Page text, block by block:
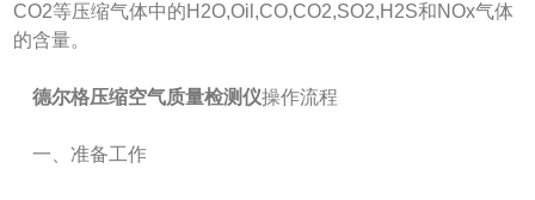
CO2等压缩气体中的H2O,Oil,CO,CO2,SO2,H2S和NOx气体
的含量。
德尔格压缩空气质量检测仪操作流程
一、准备工作